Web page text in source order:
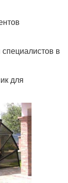
в
для